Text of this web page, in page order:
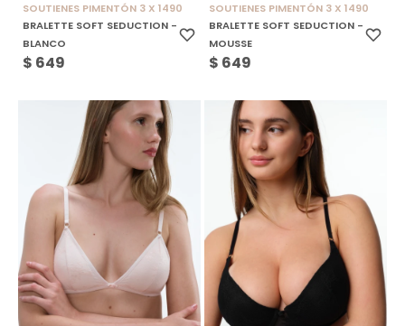
SOUTIENES PIMENTÓN 3 X 1490
BRALETTE SOFT SEDUCTION -
BLANCO
$ 649
SOUTIENES PIMENTÓN 3 X 1490
BRALETTE SOFT SEDUCTION -
MOUSSE
$ 649